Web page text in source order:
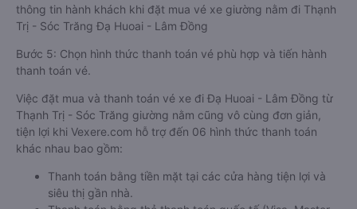
thông tin hành khách khi đặt mua vé xe giường nằm đi Thạnh
Trị - Sóc Trăng Đạ Huoai - Lâm Đồng
Bước 5: Chọn hình thức thanh toán vé phù hợp và tiến hành
thanh toán vé.
Việc đặt mua và thanh toán vé xe đi Đạ Huoai - Lâm Đồng từ
Thạnh Trị - Sóc Trăng giường nằm cũng vô cùng đơn giản,
tiện lợi khi Vexere.com hỗ trợ đến 06 hình thức thanh toán
khác nhau bao gồm:
Thanh toán bằng tiền mặt tại các cửa hàng tiện lợi và
siêu thị gần nhà.